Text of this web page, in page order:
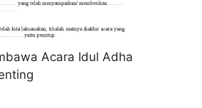
Acara Idul Adha